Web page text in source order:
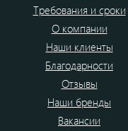
Требования и сроки
О компании
Наши клиенты
Благодарности
Отзывы
Наши бренды
Вакансии